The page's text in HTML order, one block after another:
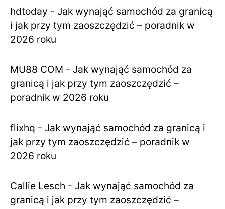
hdtoday - Jak wynająć samochód za granicą
i jak przy tym zaoszczędzić – poradnik w
2026 roku
MU88 COM - Jak wynająć samochód za
granicą i jak przy tym zaoszczędzić –
poradnik w 2026 roku
flixhq - Jak wynająć samochód za granicą i
jak przy tym zaoszczędzić – poradnik w
2026 roku
Callie Lesch - Jak wynająć samochód za
granicą i jak przy tym zaoszczędzić –